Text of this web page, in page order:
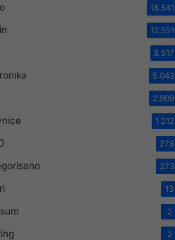
18.541
12.551
8.517
5.043
2.909
1.212
278
273
13
2
2